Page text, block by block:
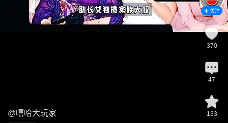
@嘻哈大玩家
关注
370
47
133